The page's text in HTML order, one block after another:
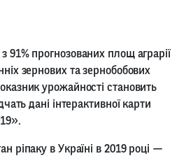
91% прогнозованих площ аграрії
зернових та зернобобових
урожайності становить
дані інтерактивної карти
ріпаку в Україні в 2019 році —